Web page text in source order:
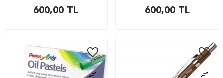
600,00 TL 600,00 TL